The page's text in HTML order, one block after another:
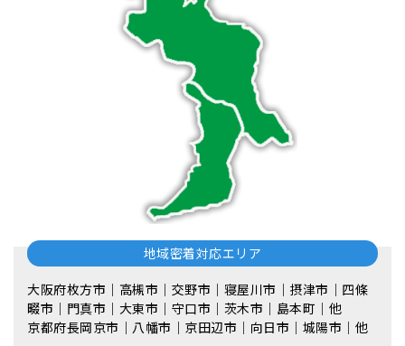
地域密着対応エリア
大阪府枚方市｜高槻市｜交野市｜寝屋川市｜摂津市｜四條
畷市｜門真市｜大東市｜守口市｜茨木市｜島本町｜他
京都府長岡京市｜八幡市｜京田辺市｜向日市｜城陽市｜他